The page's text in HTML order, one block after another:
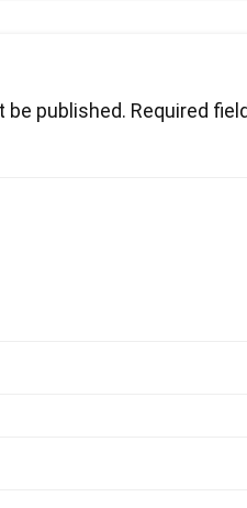
be published. Required